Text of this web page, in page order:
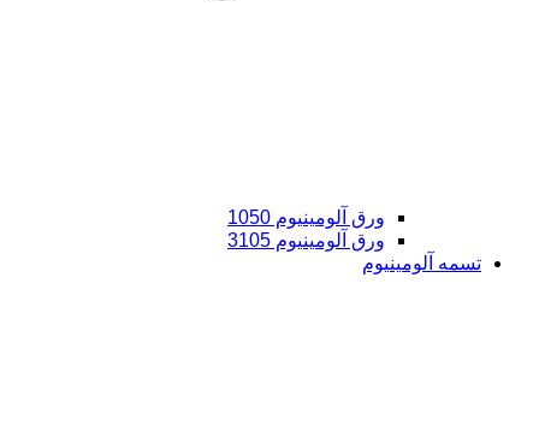
ورق آلومینیوم 1050
ورق آلومینیوم 3105
تسمه آلومینیوم